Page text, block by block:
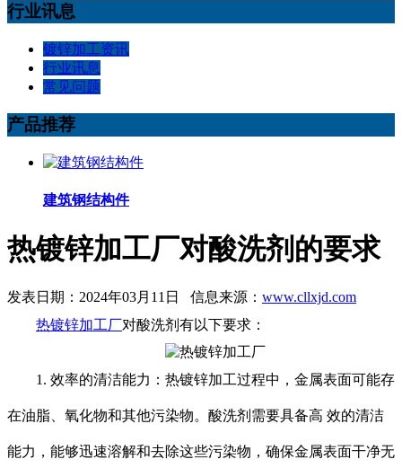
行业讯息
镀锌加工资讯
行业讯息
常见问题
产品推荐
建筑钢结构件
热镀锌加工厂对酸洗剂的要求
发表日期：2024年03月11日 信息来源： www.cllxjd.com
热镀锌加工厂对酸洗剂有以下要求：
1. 效率的清洁能力：热镀锌加工过程中，金属表面可能存
在油脂、氧化物和其他污染物。酸洗剂需要具备高 效的清洁
能力，能够迅速溶解和去除这些污染物，确保金属表面干净无